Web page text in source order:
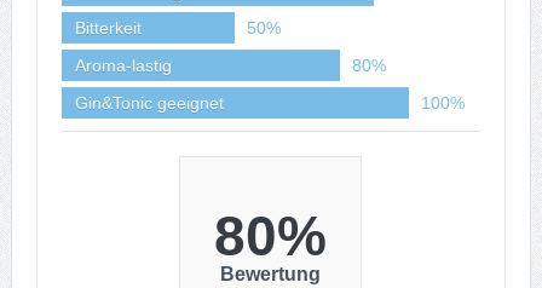
Bitterkeit
50%
Aroma-lastig
80%
Gin&Tonic geeignet
100%
80%
Bewertung